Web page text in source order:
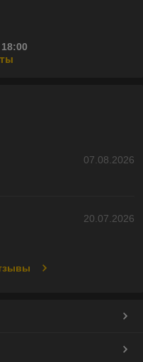
07.08.2026
20.07.2026